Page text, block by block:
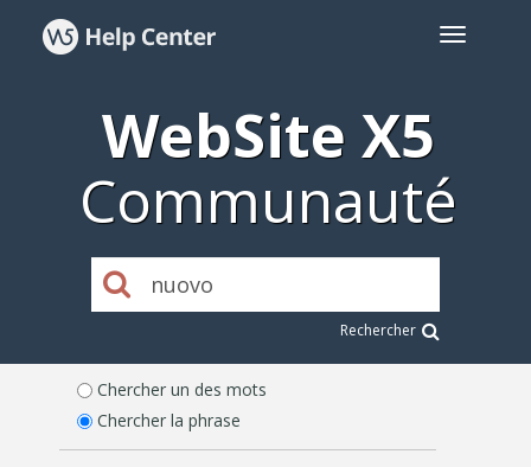
WebSite X5
Communauté
Rechercher
Chercher un des mots
Chercher la phrase